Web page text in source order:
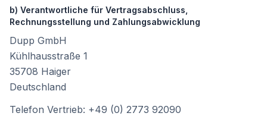
b) Verantwortliche für Vertragsabschluss,
Rechnungsstellung und Zahlungsabwicklung
Dupp GmbH
Kühlhausstraße 1
35708 Haiger
Deutschland
Telefon Vertrieb: +49 (0) 2773 92090